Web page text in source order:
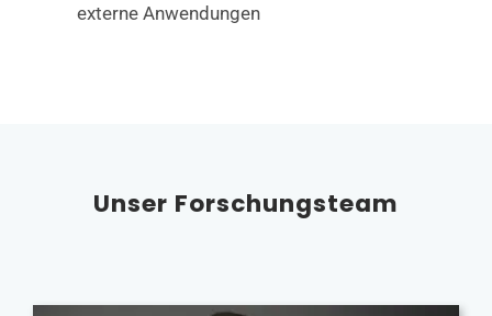
externe Anwendungen
Unser Forschungsteam